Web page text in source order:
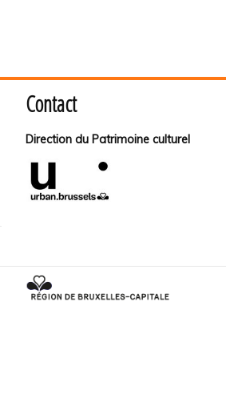
Contact
Direction du Patrimoine culturel